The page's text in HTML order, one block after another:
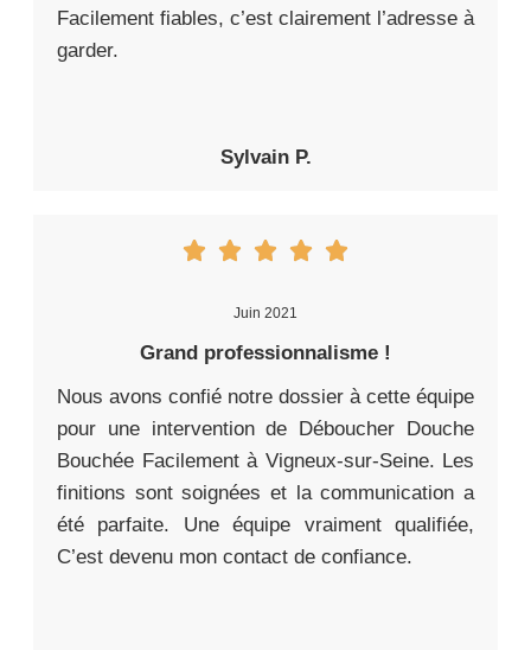
Facilement fiables, c’est clairement l’adresse à
garder.
Sylvain P.
Juin 2021
Grand professionnalisme !
Nous avons confié notre dossier à cette équipe
pour une intervention de Déboucher Douche
Bouchée Facilement à Vigneux-sur-Seine. Les
finitions sont soignées et la communication a
été parfaite. Une équipe vraiment qualifiée,
C’est devenu mon contact de confiance.